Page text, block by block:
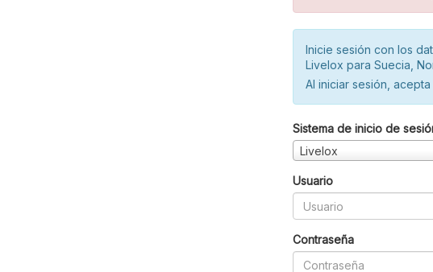
Inicie sesión con los
Livelox para Suecia,
Al iniciar sesión, acepta
Sistema de inicio de
Livelox
Usuario
Contraseña